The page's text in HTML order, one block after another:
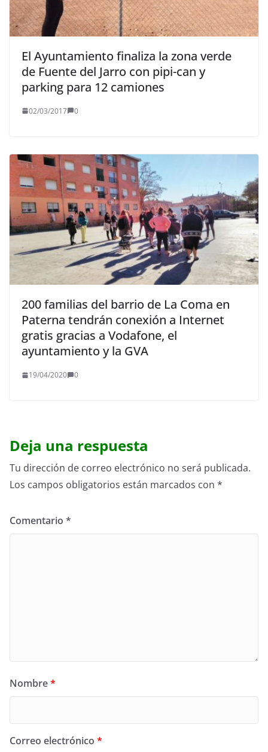
El Ayuntamiento finaliza la zona verde
de Fuente del Jarro con pipi-can y
parking para 12 camiones
02/03/2017 0
200 familias del barrio de La Coma en
Paterna tendrán conexión a Internet
gratis gracias a Vodafone, el
ayuntamiento y la GVA
19/04/2020 0
Deja una respuesta
Tu dirección de correo electrónico no será publicada.
Los campos obligatorios están marcados con *
Comentario *
Nombre*
Correo electrónico *